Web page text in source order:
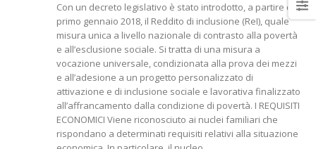
Con un decreto legislativo è stato introdotto, a partire dal
primo gennaio 2018, il Reddito di inclusione (ReI), quale
misura unica a livello nazionale di contrasto alla povertà
e all’esclusione sociale. Si tratta di una misura a
vocazione universale, condizionata alla prova dei mezzi
e all’adesione a un progetto personalizzato di
attivazione e di inclusione sociale e lavorativa finalizzato
all’affrancamento dalla condizione di povertà. I REQUISITI
ECONOMICI Viene riconosciuto ai nuclei familiari che
rispondano a determinati requisiti relativi alla situazione